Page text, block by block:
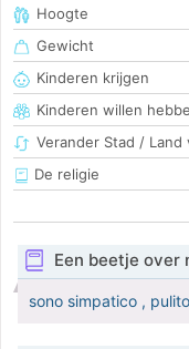
Hoogte
Gewicht
Kinderen krijgen
Kinderen willen
Verander Stad /
De religie
Een beetje over
sono simpatico ,